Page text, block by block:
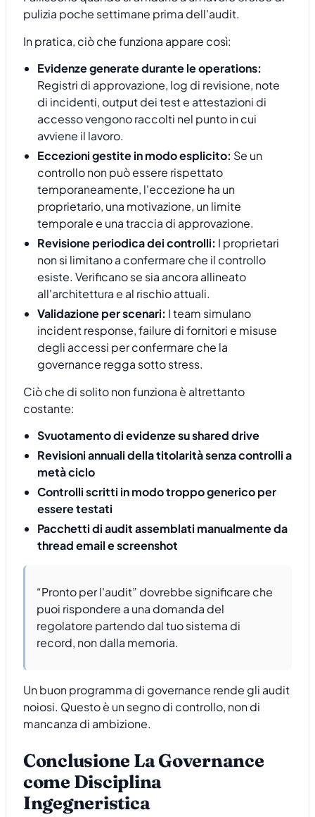
pulizia poche settimane prima dell'audit.
In pratica, ciò che funziona appare così:
Evidenze generate durante le operations:
Registri di approvazione, log di revisione, note
di incidenti, output dei test e attestazioni di
accesso vengono raccolti nel punto in cui
avviene il lavoro.
Eccezioni gestite in modo esplicito: Se un
controllo non può essere rispettato
temporaneamente, l'eccezione ha un
proprietario, una motivazione, un limite
temporale e una traccia di approvazione.
Revisione periodica dei controlli: I proprietari
non si limitano a confermare che il controllo
esiste. Verificano se sia ancora allineato
all'architettura e al rischio attuali.
Validazione per scenari: I team simulano
incident response, failure di fornitori e misuse
degli accessi per confermare che la
governance regga sotto stress.
Ciò che di solito non funziona è altrettanto
costante:
Svuotamento di evidenze su shared drive
Revisioni annuali della titolarità senza controlli a
metà ciclo
Controlli scritti in modo troppo generico per
essere testati
Pacchetti di audit assemblati manualmente da
thread email e screenshot
“Pronto per l'audit” dovrebbe significare che
puoi rispondere a una domanda del
regolatore partendo dal tuo sistema di
record, non dalla memoria.
Un buon programma di governance rende gli audit
noiosi. Questo è un segno di controllo, non di
mancanza di ambizione.
Conclusione La Governance
come Disciplina
Ingegneristica